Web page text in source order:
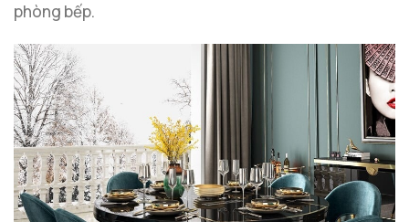
phòng bếp.